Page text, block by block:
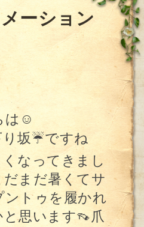
ーション
は ☺️
坂☔️ですね
なってきまし
まだ暑くてサ
ントゥを履かれ
思います👡爪